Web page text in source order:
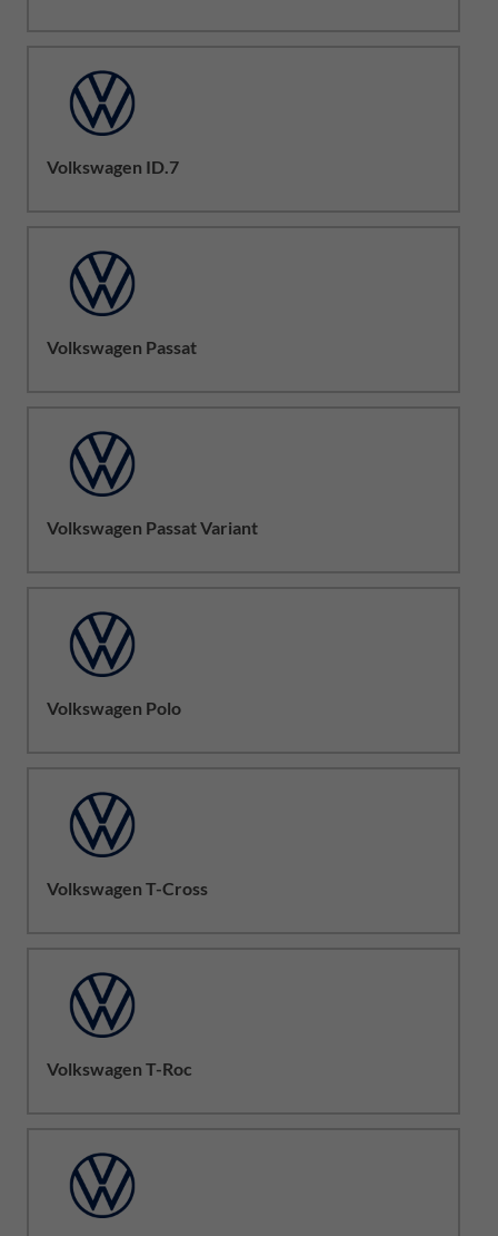
Volkswagen ID.7
Volkswagen Passat
Volkswagen Passat Variant
Volkswagen Polo
Volkswagen T-Cross
Volkswagen T-Roc